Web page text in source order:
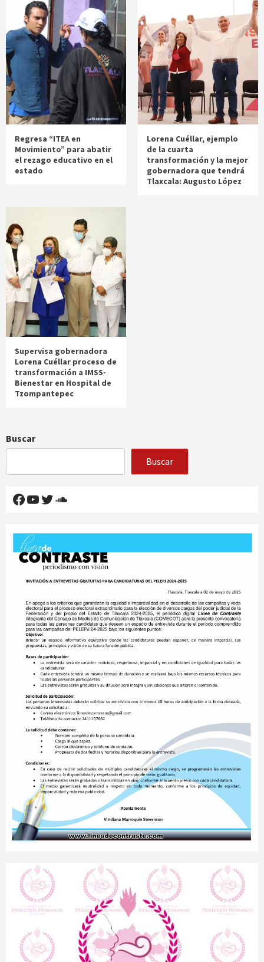
Regresa “ITEA en
Movimiento” para abatir
el rezago educativo en el
estado
Lorena Cuéllar, ejemplo
de la cuarta
transformación y la mejor
gobernadora que tendrá
Tlaxcala: Augusto López
Supervisa gobernadora
Lorena Cuéllar proceso de
transformación a IMSS-
Bienestar en Hospital de
Tzompantepec
Buscar
Buscar
Facebook
YouTube
Twitter
SoundCloud